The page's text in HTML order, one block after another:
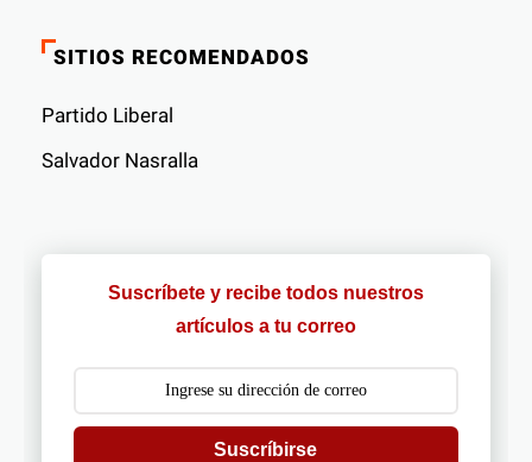
SITIOS RECOMENDADOS
Partido Liberal
Salvador Nasralla
Suscríbete y recibe todos nuestros
artículos a tu correo
Suscríbirse